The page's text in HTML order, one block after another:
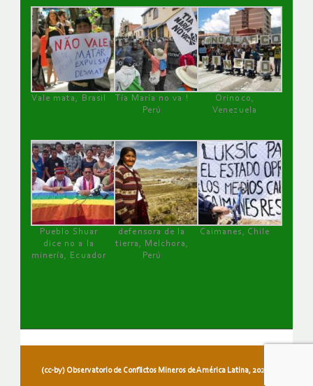
Vale mata, Brasil
Tía María no va !
Perú
Orinoco,
Venezuela
Pueblo Shuar
dice no a la
minería, Ecuador
defensora de la
tierra, Melchora,
Perú
Caimanes, Chile
(cc-by) Observatorio de Conflictos Mineros de América Latina, 2026